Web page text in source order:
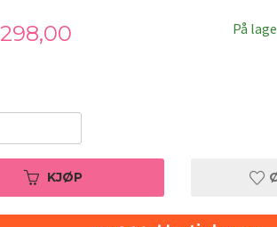
298,00 På
KJØP